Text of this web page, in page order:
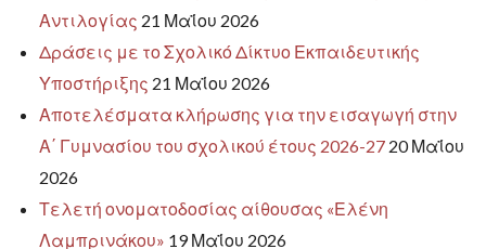
Αντιλογίας 21 Μαΐου 2026
Δράσεις με το Σχολικό Δίκτυο Εκπαιδευτικής
Υποστήριξης 21 Μαΐου 2026
Αποτελέσματα κλήρωσης για την εισαγωγή στην
Α΄ Γυμνασίου του σχολικού έτους 2026-27 20 Μαΐου
2026
Τελετή ονοματοδοσίας αίθουσας «Ελένη
Λαμπρινάκου» 19 Μαΐου 2026